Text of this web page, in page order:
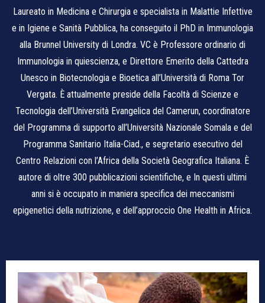
Laureato in Medicina e Chirurgia e specialista in Malattie Infettive
e in Igiene e Sanità Pubblica, ha conseguito il PhD in Immunologia
alla Brunnel University di Londra. VC è Professore ordinario di
Immunologia in quiescienza, e Direttore Emerito della Cattedra
Unesco in Biotecnologia e Bioetica all’Università di Roma Tor
Vergata. È attualmente preside della Facoltà di Scienze e
Tecnologia dell’Università Evangelica del Camerun, coordinatore
del Programma di supporto all’Università Nazionale Somala e del
Programma Sanitario Italia-Ciad., e segretario esecutivo del
Centro Relazioni con l’Africa della Società Geografica Italiana. È
autore di oltre 300 pubblicazioni scientifiche, e In questi ultimi
anni si è occupato in maniera specifica dei meccanismi
epigenetici della nutrizione, e dell’approccio One Health in Africa.